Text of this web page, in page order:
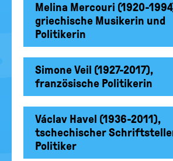
Melina Mercouri (1920-
griechische Musikerin und
Politikerin
Simone Veil (1927-2017),
französische Politikerin
Václav Havel (1936-2011),
tschechischer
Politiker